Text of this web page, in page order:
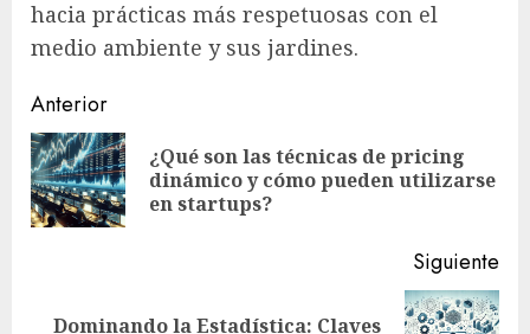
hacia prácticas más respetuosas con el
medio ambiente y sus jardines.
Sigue
leyendo
Anterior
¿Qué son las técnicas de pricing
dinámico y cómo pueden utilizarse
en startups?
Siguiente
Dominando la Estadística: Claves